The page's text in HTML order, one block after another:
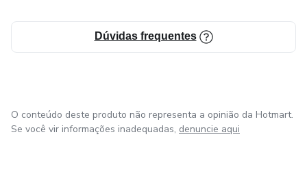
Dúvidas frequentes
O conteúdo deste produto não representa a opinião da Hotmart.
Se você vir informações inadequadas, denuncie aqui